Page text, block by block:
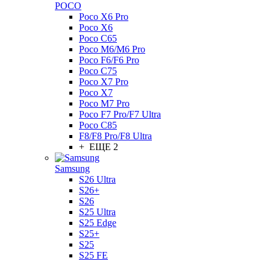
POCO
Poco X6 Pro
Poco X6
Poco C65
Poco M6/M6 Pro
Poco F6/F6 Pro
Poco C75
Poco X7 Pro
Poco X7
Poco M7 Pro
Poco F7 Pro/F7 Ultra
Poco C85
F8/F8 Pro/F8 Ultra
+ ЕЩЕ 2
Samsung
S26 Ultra
S26+
S26
S25 Ultra
S25 Edge
S25+
S25
S25 FE